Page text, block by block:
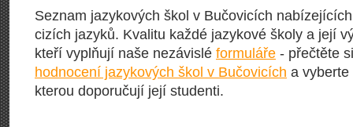
Seznam jazykových škol v Bučovicích
cizích jazyků. Kvalitu každé jazykové školy a její
kteří vyplňují naše nezávislé formuláře - přečtěte
hodnocení jazykových škol v Bučovicích a vyberte
kterou doporučují její studenti.